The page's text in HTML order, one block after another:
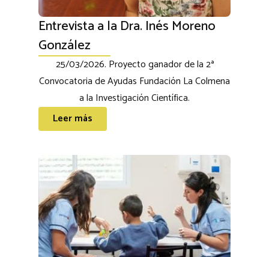
Entrevista a la Dra. Inés Moreno
González
25/03/2026. Proyecto ganador de la 2ª
Convocatoria de Ayudas Fundación La Colmena
a la Investigación Científica.
Leer más